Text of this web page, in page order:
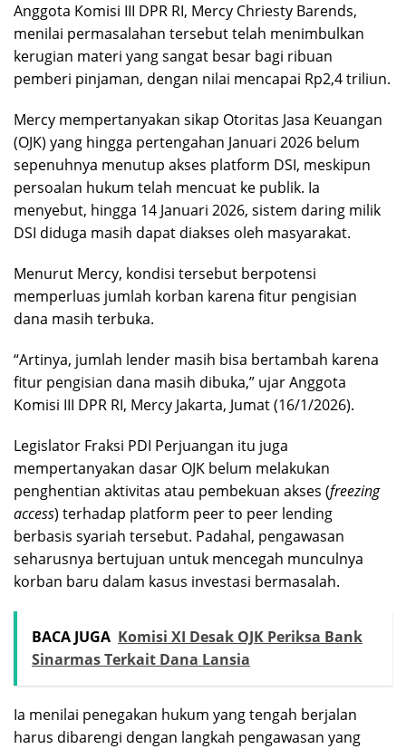
Anggota Komisi III DPR RI, Mercy Chriesty Barends,
menilai permasalahan tersebut telah menimbulkan
kerugian materi yang sangat besar bagi ribuan
pemberi pinjaman, dengan nilai mencapai Rp2,4 triliun.
Mercy mempertanyakan sikap Otoritas Jasa Keuangan
(OJK) yang hingga pertengahan Januari 2026 belum
sepenuhnya menutup akses platform DSI, meskipun
persoalan hukum telah mencuat ke publik. Ia
menyebut, hingga 14 Januari 2026, sistem daring milik
DSI diduga masih dapat diakses oleh masyarakat.
Menurut Mercy, kondisi tersebut berpotensi
memperluas jumlah korban karena fitur pengisian
dana masih terbuka.
“Artinya, jumlah lender masih bisa bertambah karena
fitur pengisian dana masih dibuka,” ujar Anggota
Komisi III DPR RI, Mercy Jakarta, Jumat (16/1/2026).
Legislator Fraksi PDI Perjuangan itu juga
mempertanyakan dasar OJK belum melakukan
penghentian aktivitas atau pembekuan akses (freezing
access) terhadap platform peer to peer lending
berbasis syariah tersebut. Padahal, pengawasan
seharusnya bertujuan untuk mencegah munculnya
korban baru dalam kasus investasi bermasalah.
BACA JUGA Komisi XI Desak OJK Periksa Bank
Sinarmas Terkait Dana Lansia
Ia menilai penegakan hukum yang tengah berjalan
harus dibarengi dengan langkah pengawasan yang